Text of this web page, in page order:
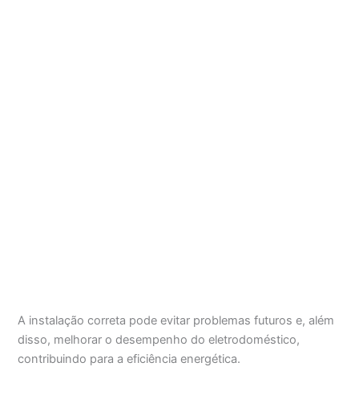
A instalação correta pode evitar problemas futuros e, além
disso, melhorar o desempenho do eletrodoméstico,
contribuindo para a eficiência energética.